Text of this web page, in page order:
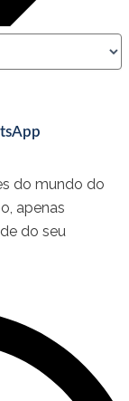
do mundo do
apenas
do seu